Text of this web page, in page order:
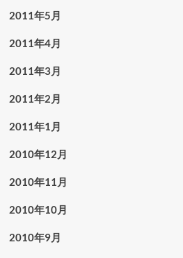
2011年5月
2011年4月
2011年3月
2011年2月
2011年1月
2010年12月
2010年11月
2010年10月
2010年9月